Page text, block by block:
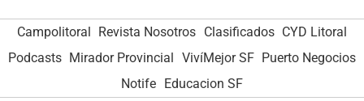
Campolitoral Revista Nosotros Clasificados CYD Litoral
Podcasts Mirador Provincial VivíMejor SF Puerto Negocios
Notife Educacion SF